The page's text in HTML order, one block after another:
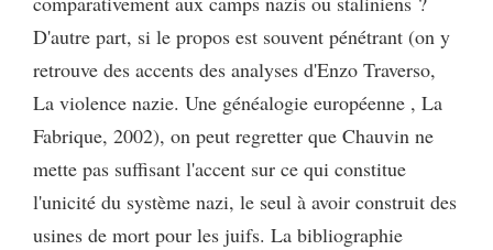
D'autre part, si le propos est souvent pénétrant (on y
retrouve des accents des analyses d'Enzo Traverso,
La violence nazie. Une généalogie européenne , La
Fabrique, 2002), on peut regretter que Chauvin ne
mette pas suffisant l'accent sur ce qui constitue
l'unicité du système nazi, le seul à avoir construit des
usines de mort pour les juifs. La bibliographie